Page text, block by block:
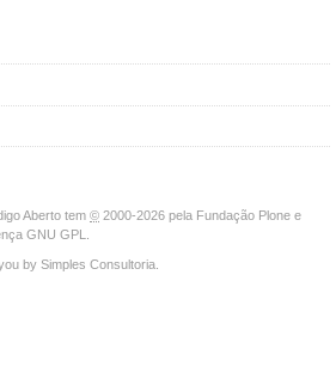
Aberto tem © 2000-2026 pela Fundação Plone e
GNU GPL
by Simples Consultoria